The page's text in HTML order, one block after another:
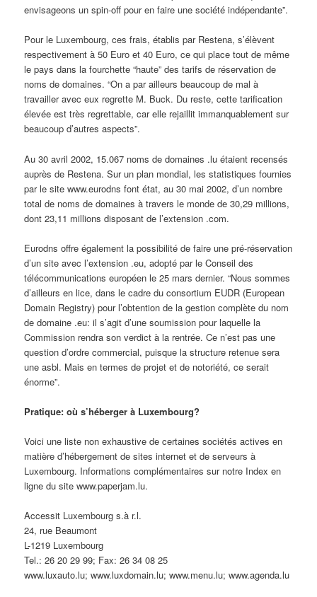
envisageons un spin-off pour en faire une société indépendante”.
Pour le Luxembourg, ces frais, établis par Restena, s’élèvent
respectivement à 50 Euro et 40 Euro, ce qui place tout de même
le pays dans la fourchette “haute” des tarifs de réservation de
noms de domaines. “On a par ailleurs beaucoup de mal à
travailler avec eux regrette M. Buck. Du reste, cette tarification
élevée est très regrettable, car elle rejaillit immanquablement sur
beaucoup d’autres aspects”.
Au 30 avril 2002, 15.067 noms de domaines .lu étaient recensés
auprès de Restena. Sur un plan mondial, les statistiques fournies
par le site www.eurodns font état, au 30 mai 2002, d’un nombre
total de noms de domaines à travers le monde de 30,29 millions,
dont 23,11 millions disposant de l’extension .com.
Eurodns offre également la possibilité de faire une pré-réservation
d’un site avec l’extension .eu, adopté par le Conseil des
télécommunications européen le 25 mars dernier. “Nous sommes
d’ailleurs en lice, dans le cadre du consortium EUDR (European
Domain Registry) pour l’obtention de la gestion complète du nom
de domaine .eu: il s’agit d’une soumission pour laquelle la
Commission rendra son verdict à la rentrée. Ce n’est pas une
question d’ordre commercial, puisque la structure retenue sera
une asbl. Mais en termes de projet et de notoriété, ce serait
énorme”.
Pratique: où s’héberger à Luxembourg?
Voici une liste non exhaustive de certaines sociétés actives en
matière d’hébergement de sites internet et de serveurs à
Luxembourg. Informations complémentaires sur notre Index en
ligne du site www.paperjam.lu.
Accessit Luxembourg s.à r.l.
24, rue Beaumont
L-1219 Luxembourg
Tel.: 26 20 29 99; Fax: 26 34 08 25
www.luxauto.lu; www.luxdomain.lu; www.menu.lu; www.agenda.lu